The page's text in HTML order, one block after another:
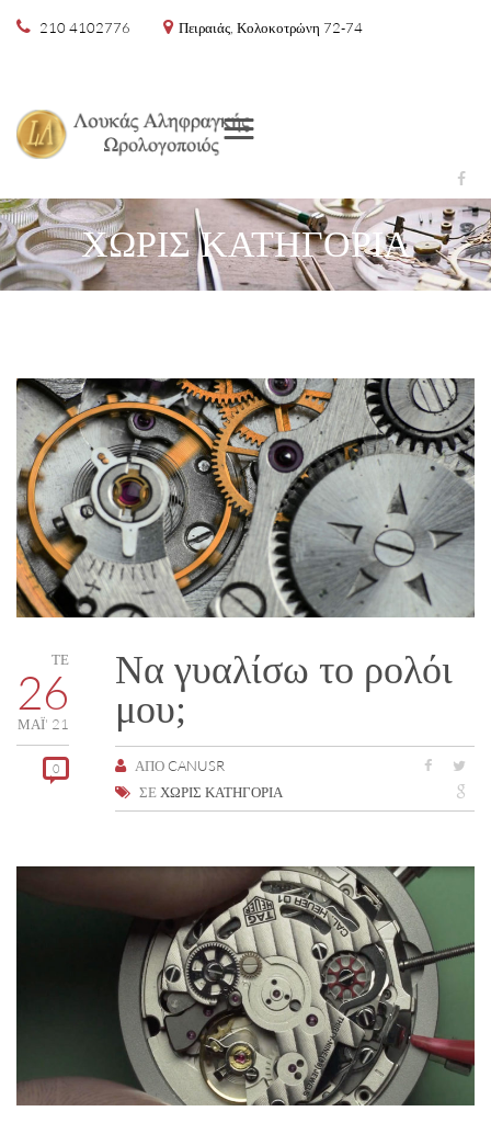
210 4102776 Πειραιάς, Κολοκοτρώνη 72-74
Menu
ΧΩΡΊΣ ΚΑΤΗΓΟΡΊΑ
ΤΕ
26
ΜΑΪ́' 21
0
Να γυαλίσω το ρολόι
μου;
ΑΠΌCANUSR
ΣΕ ΧΩΡΊΣ ΚΑΤΗΓΟΡΊΑ